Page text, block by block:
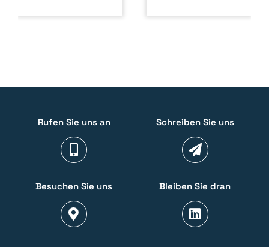
Rufen Sie uns an Schreiben Sie uns
Besuchen Sie uns Bleiben Sie dran